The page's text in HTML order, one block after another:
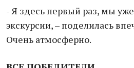
- Я здесь первый раз, мы
экскурсии, – поделилась
Очень атмосферно.